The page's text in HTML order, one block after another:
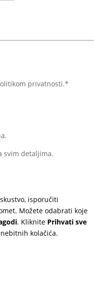
privatnosti.*
svim detaljima.
isporučiti
Možete odabrati koje
. Kliknite Prihvati sve
kolačića.